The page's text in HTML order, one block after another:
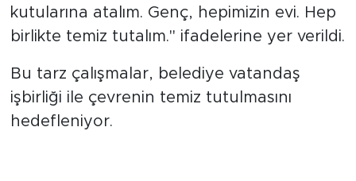
kutularına atalım. Genç, hepimizin evi. Hep
birlikte temiz tutalım." ifadelerine yer verildi.
Bu tarz çalışmalar, belediye vatandaş
işbirliği ile çevrenin temiz tutulmasını
hedefleniyor.